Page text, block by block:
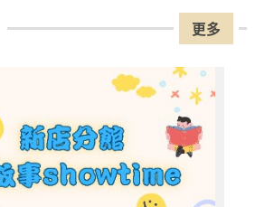
【淡水竹圍分館】下午
習班《心的故事樹—從
書頁開始的溫暖冒險--
科學實驗室裡的放電章
魚》
2026年08月29日
淡水竹圍分館
開放
報名
更多